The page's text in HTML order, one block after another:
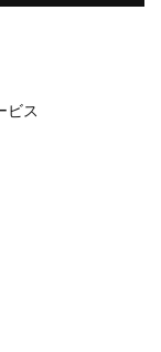
ビス